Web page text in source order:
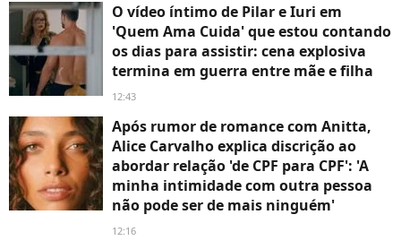
O vídeo íntimo de Pilar e Iuri em
'Quem Ama Cuida' que estou contando
os dias para assistir: cena explosiva
termina em guerra entre mãe e filha
12:43
Após rumor de romance com Anitta,
Alice Carvalho explica discrição ao
abordar relação 'de CPF para CPF': 'A
minha intimidade com outra pessoa
não pode ser de mais ninguém'
12:16